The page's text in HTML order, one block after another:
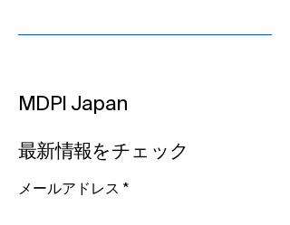
Japan Open Science
2026（JOSS2026）参加
MDPI Japan
最新情報をチェック
メールアドレス